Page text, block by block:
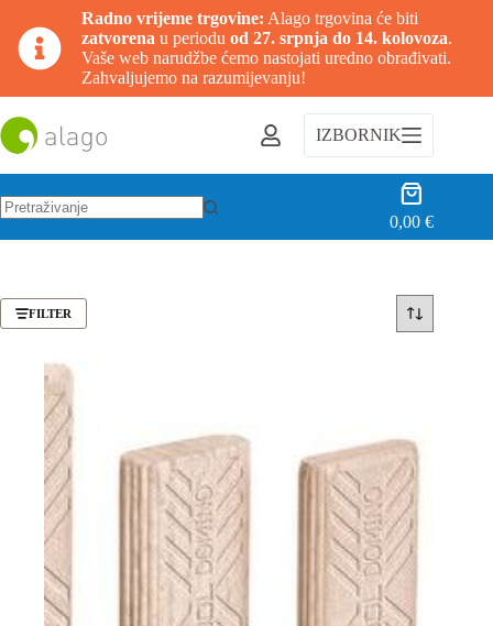
Radno vrijeme trgovine: Alago trgovina će biti
zatvorena u periodu od 27. srpnja do 14. kolovoza.
Vaše web narudžbe ćemo nastojati uredno obrađivati.
Zahvaljujemo na razumijevanju!
na
sadržaj
IZBORNIK
Košarica
0,00€
FILTER